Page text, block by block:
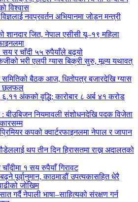
विश्वास
नवप्रवर्तन अभियानमा जोड्न मन्त्री
शानदार जित, नेपाल एसीसी यू–१९ महिला
सय र चाँदी ५५ रुपैयाँले बढ्यो
भरी एलपी ग्यास बिक्री सुरु, मूल्य यथावत्
समितिको बैठक आज, धितोपत्र बजारदेखि ग्यास
छलफल
६.११ अंकको वृद्धि; कारोबार ८ अर्ब ४१ करोड
: बीउबिजन नियमावली संशोधनदेखि पदक विजेता
कपको क्वार्टरफाइनलमा नेपाल र जापान
थप तीन दिन हिरासतमा राख्न अदालतको
१ सय रुपैयाँ गिरावट
पूर्वानुमान, काठमाडौं उपत्यकासहित धेरै
जोखिम
गर्दै नेपाली भाषा–साहित्यको संरक्षण गर्न